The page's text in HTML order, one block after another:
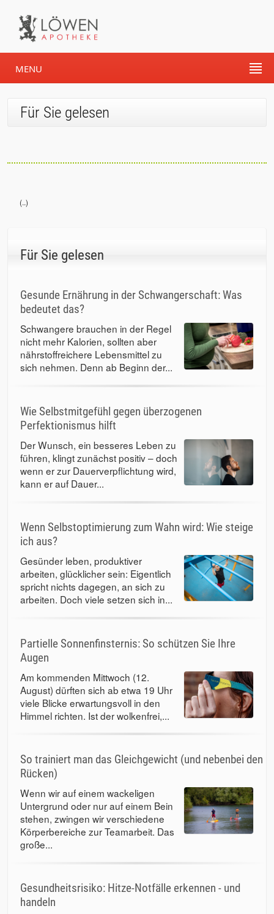
MENU
Für Sie gelesen
(..)
Für Sie gelesen
Gesunde Ernährung in der Schwangerschaft: Was
bedeutet das?
Schwangere brauchen in der Regel
nicht mehr Kalorien, sollten aber
nährstoffreichere Lebensmittel zu
sich nehmen. Denn ab Beginn der...
Wie Selbstmitgefühl gegen überzogenen
Perfektionismus hilft
Der Wunsch, ein besseres Leben zu
führen, klingt zunächst positiv – doch
wenn er zur Dauerverpflichtung wird,
kann er auf Dauer...
Wenn Selbstoptimierung zum Wahn wird: Wie steige
ich aus?
Gesünder leben, produktiver
arbeiten, glücklicher sein: Eigentlich
spricht nichts dagegen, an sich zu
arbeiten. Doch viele setzen sich in...
Partielle Sonnenfinsternis: So schützen Sie Ihre
Augen
Am kommenden Mittwoch (12.
August) dürften sich ab etwa 19 Uhr
viele Blicke erwartungsvoll in den
Himmel richten. Ist der wolkenfrei,...
So trainiert man das Gleichgewicht (und nebenbei den
Rücken)
Wenn wir auf einem wackeligen
Untergrund oder nur auf einem Bein
stehen, zwingen wir verschiedene
Körperbereiche zur Teamarbeit. Das
große...
Gesundheitsrisiko: Hitze-Notfälle erkennen - und
handeln